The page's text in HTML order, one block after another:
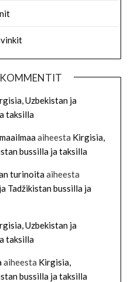
Uzbekistan ja
taksilla
aiheesta Kirgisia,
bussilla ja taksilla
turinoitaaiheesta
Tadžikistan bussilla ja
Uzbekistan ja
taksilla
aiheesta Kirgisia,
bussilla ja taksilla